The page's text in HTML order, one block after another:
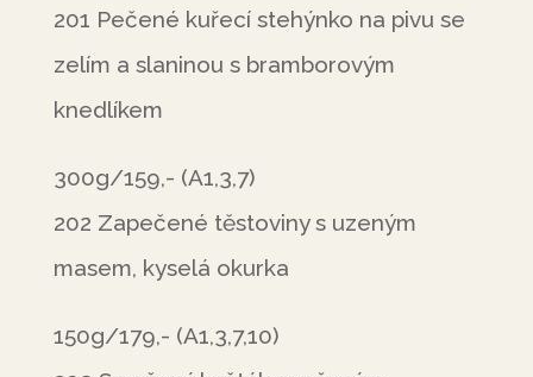
201 Pečené kuřecí stehýnko na pivu se
zelím a slaninou s bramborovým
knedlíkem
300g/159,- (A1,3,7)
202 Zapečené těstoviny s uzeným
masem, kyselá okurka
150g/179,- (A1,3,7,10)